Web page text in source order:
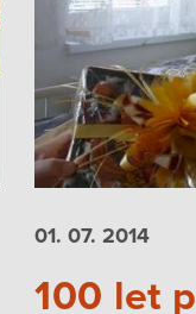
01. 07. 2014
100 let